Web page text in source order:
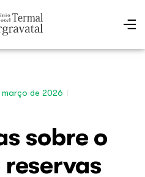
março de 2026
sobre o